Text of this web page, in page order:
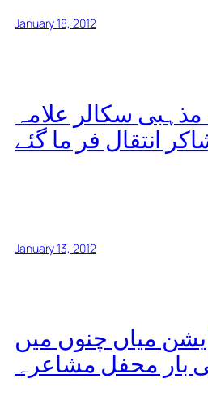
January 18, 2012
سکالر علامہ
انتقال فر ما گئے
January 13, 2012
میاں چنوں میں
بار محفل مشاعرہ